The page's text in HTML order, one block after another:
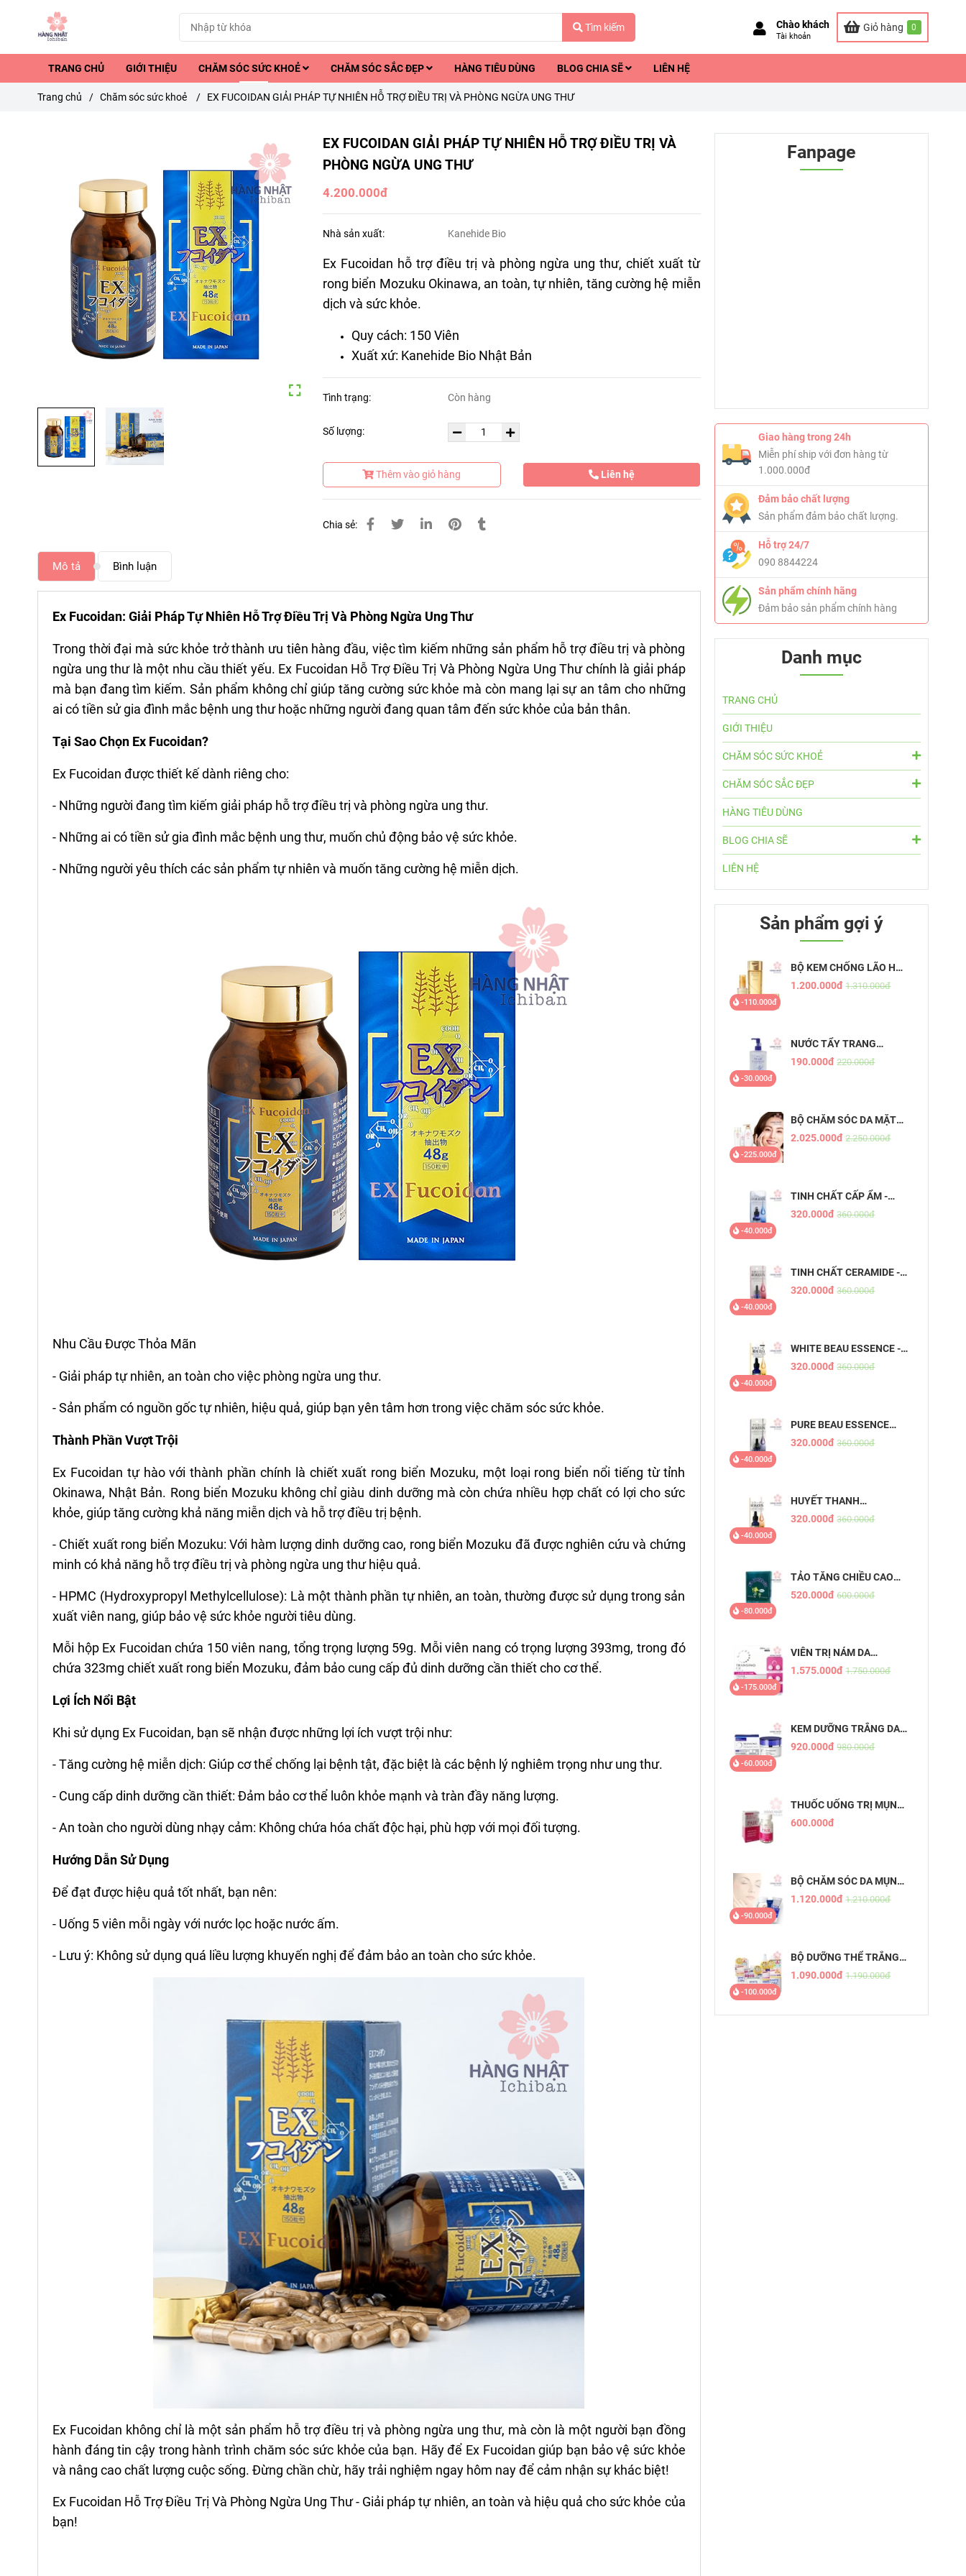
Tìm kiếm Chào khách
Tài khoản
Giỏ hàng 0
TRANG CHỦ GIỚI THIỆU CHĂM SÓC SỨC KHOẺ CHĂM SÓC SẮC ĐẸP HÀNG TIÊU DÙNG BLOG CHIA SẼ LIÊN HỆ
Trang chủ / Chăm sóc sức khoẻ / EX FUCOIDAN GIẢI PHÁP TỰ NHIÊN HỖ TRỢ ĐIỀU TRỊ VÀ PHÒNG NGỪA UNG THƯ
EX FUCOIDAN GIẢI PHÁP TỰ NHIÊN HỖ TRỢ ĐIỀU TRỊ VÀ
PHÒNG NGỪA UNG THƯ
4.200.000đ
Nhà sản xuất: Kanehide Bio
Ex Fucoidan hỗ trợ điều trị và phòng ngừa ung thư, chiết xuất từ
rong biển Mozuku Okinawa, an toàn, tự nhiên, tăng cường hệ miễn
dịch và sức khỏe.
Quy cách: 150 Viên
Xuất xứ: Kanehide Bio Nhật Bản
Tình trạng: Còn hàng
Số lượng:
Thêm vào giỏ hàng Liên hệ
Chia sẻ:
Mô tả Bình luận
Ex Fucoidan: Giải Pháp Tự Nhiên Hỗ Trợ Điều Trị Và Phòng Ngừa Ung Thư
Trong thời đại mà sức khỏe trở thành ưu tiên hàng đầu, việc tìm kiếm những sản phẩm hỗ trợ điều trị và phòng
ngừa ung thư là một nhu cầu thiết yếu. Ex Fucoidan Hỗ Trợ Điều Trị Và Phòng Ngừa Ung Thư chính là giải pháp
mà bạn đang tìm kiếm. Sản phẩm không chỉ giúp tăng cường sức khỏe mà còn mang lại sự an tâm cho những
ai có tiền sử gia đình mắc bệnh ung thư hoặc những người đang quan tâm đến sức khỏe của bản thân.
Tại Sao Chọn Ex Fucoidan?
Ex Fucoidan được thiết kế dành riêng cho:
- Những người đang tìm kiếm giải pháp hỗ trợ điều trị và phòng ngừa ung thư.
- Những ai có tiền sử gia đình mắc bệnh ung thư, muốn chủ động bảo vệ sức khỏe.
- Những người yêu thích các sản phẩm tự nhiên và muốn tăng cường hệ miễn dịch.
Nhu Cầu Được Thỏa Mãn
- Giải pháp tự nhiên, an toàn cho việc phòng ngừa ung thư.
- Sản phẩm có nguồn gốc tự nhiên, hiệu quả, giúp bạn yên tâm hơn trong việc chăm sóc sức khỏe.
Thành Phần Vượt Trội
Ex Fucoidan tự hào với thành phần chính là chiết xuất rong biển Mozuku, một loại rong biển nổi tiếng từ tỉnh
Okinawa, Nhật Bản. Rong biển Mozuku không chỉ giàu dinh dưỡng mà còn chứa nhiều hợp chất có lợi cho sức
khỏe, giúp tăng cường khả năng miễn dịch và hỗ trợ điều trị bệnh.
- Chiết xuất rong biển Mozuku: Với hàm lượng dinh dưỡng cao, rong biển Mozuku đã được nghiên cứu và chứng
minh có khả năng hỗ trợ điều trị và phòng ngừa ung thư hiệu quả.
- HPMC (Hydroxypropyl Methylcellulose): Là một thành phần tự nhiên, an toàn, thường được sử dụng trong sản
xuất viên nang, giúp bảo vệ sức khỏe người tiêu dùng.
Mỗi hộp Ex Fucoidan chứa 150 viên nang, tổng trọng lượng 59g. Mỗi viên nang có trọng lượng 393mg, trong đó
chứa 323mg chiết xuất rong biển Mozuku, đảm bảo cung cấp đủ dinh dưỡng cần thiết cho cơ thể.
Lợi Ích Nổi Bật
Khi sử dụng Ex Fucoidan, bạn sẽ nhận được những lợi ích vượt trội như:
- Tăng cường hệ miễn dịch: Giúp cơ thể chống lại bệnh tật, đặc biệt là các bệnh lý nghiêm trọng như ung thư.
- Cung cấp dinh dưỡng cần thiết: Đảm bảo cơ thể luôn khỏe mạnh và tràn đầy năng lượng.
- An toàn cho người dùng nhạy cảm: Không chứa hóa chất độc hại, phù hợp với mọi đối tượng.
Hướng Dẫn Sử Dụng
Để đạt được hiệu quả tốt nhất, bạn nên:
- Uống 5 viên mỗi ngày với nước lọc hoặc nước ấm.
- Lưu ý: Không sử dụng quá liều lượng khuyến nghị để đảm bảo an toàn cho sức khỏe.
Ex Fucoidan không chỉ là một sản phẩm hỗ trợ điều trị và phòng ngừa ung thư, mà còn là một người bạn đồng
hành đáng tin cậy trong hành trình chăm sóc sức khỏe của bạn. Hãy để Ex Fucoidan giúp bạn bảo vệ sức khỏe
và nâng cao chất lượng cuộc sống. Đừng chần chừ, hãy trải nghiệm ngay hôm nay để cảm nhận sự khác biệt!
Ex Fucoidan Hỗ Trợ Điều Trị Và Phòng Ngừa Ung Thư - Giải pháp tự nhiên, an toàn và hiệu quả cho sức khỏe của
bạn!
Fanpage
Giao hàng trong 24h
Miễn phí ship với đơn hàng từ
1.000.000đ
Đảm bảo chất lượng
Sản phẩm đảm bảo chất lượng.
Hỗ trợ 24/7
090 8844224
Sản phẩm chính hãng
Đảm bảo sản phẩm chính hàng
Danh mục
TRANG CHỦ
GIỚI THIỆU
CHĂM SÓC SỨC KHOẺ
CHĂM SÓC SẮC ĐẸP
HÀNG TIÊU DÙNG
BLOG CHIA SẼ
LIÊN HỆ
Sản phẩm gợi ý
-110.000đ
BỘ KEM CHỐNG LÃO HOÁ
AQUALABEL VÀNG
1.200.000đ 1.310.000đ
-30.000đ
NƯỚC TẨY TRANG
DƯỠNG ẨM TỰ NHIÊN
190.000đ 220.000đ
-225.000đ
BỘ CHĂM SÓC DA MẶT
TỪ 50 TUỔI
2.025.000đ 2.250.000đ
-40.000đ
TINH CHẤT CẤP ẨM -
PURE BEAU ESSENCE
320.000đ 360.000đ
-40.000đ
TINH CHẤT CERAMIDE -
PURE BEAU ESSENCE
320.000đ 360.000đ
-40.000đ
WHITE BEAU ESSENCE -
TINH CHẤT DƯỠNG
320.000đ 360.000đ
-40.000đ
PURE BEAU ESSENCE
PLACENTA - TINH CHẤT
320.000đ 360.000đ
-40.000đ
HUYẾT THANH
COLLAGEN - PURE BEAU
ESSENCE
320.000đ 360.000đ
-80.000đ
TẢO TĂNG CHIỀU CAO
SHINSHIN KAKUMEI
520.000đ 600.000đ
-175.000đ
VIÊN TRỊ NÁM DA
TRANSINO EX - CHỐNG
1.575.000đ 1.750.000đ
-60.000đ
KEM DƯỠNG TRẮNG DA
TRỊ NÁM ĐÊM TRANSINO
920.000đ 980.000đ
THUỐC UỐNG TRỊ MỤN
PAIR
600.000đ
-90.000đ
BỘ CHĂM SÓC DA MỤN
PAIR NHẬT BẢN
1.120.000đ 1.210.000đ
-100.000đ
BỘ DƯỠNG THỂ TRẮNG
DA WHITE CONC
1.090.000đ 1.190.000đ